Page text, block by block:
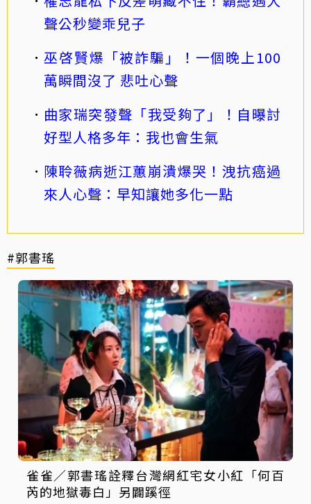
聲公秒變乖兒子
巫啓賢爆「被詐騙」！一個晚上100
萬瞬間沒了 悲吐心聲
曲家瑞突發聲「我受夠了」！自曝討
好型人格多年：我也會生氣
陳聆薇病逝江蕙崩潰爆哭！洩抗癌過
來人心聲：早知讓她多化一點
#郭書瑤
雀雀／郭書瑤詮釋台灣網紅宅女小紅「何百
芮的地獄毒白」另闢蹊徑